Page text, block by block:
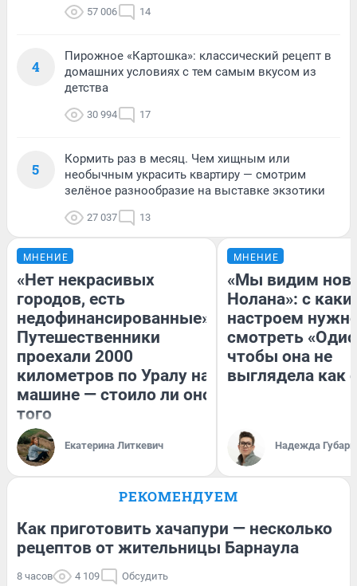
57 006 14
4
Пирожное «Картошка»: классический рецепт в
домашних условиях с тем самым вкусом из
детства
30 994 17
5
Кормить раз в месяц. Чем хищным или
необычным украсить квартиру — смотрим
зелёное разнообразие на выставке экзотики
27 037 13
МНЕНИЕ
«Нет некрасивых
городов, есть
недофинансированные».
Путешественники
проехали 2000
километров по Уралу на
машине — стоило ли оно
того
Екатерина Литкевич
МНЕНИЕ
«Мы видим
Нолана»: с
настроем
смотреть
чтобы она не
выглядела как
Надежда Губарь
РЕКОМЕНДУЕМ
Как приготовить хачапури — несколько
рецептов от жительницы Барнаула
8 часов 4 109 Обсудить